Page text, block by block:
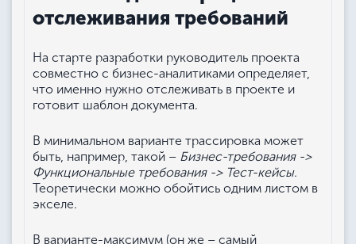
отслеживания требований
На старте разработки руководитель проекта
совместно с бизнес-аналитиками определяет,
что именно нужно отслеживать в проекте и
готовит шаблон документа.
В минимальном варианте трассировка может
быть, например, такой – Бизнес-требования ->
Функциональные требования -> Тест-кейсы.
Теоретически можно обойтись одним листом в
экселе.
В варианте-максимум (он же – самый